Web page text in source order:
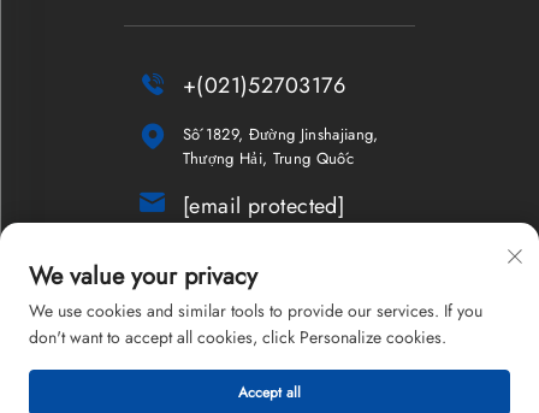
 +(021)52703176

Số 1829, Đường Jinshajiang,
Thượng Hải, Trung Quốc
 [email protected]
Bản quyền © 2026 Công ty TNHH Thượng Hải Maxam. Bảo lưu mọi
We value your privacy
We use cookies and similar tools to provide our services. If you
don't want to accept all cookies, click Personalize cookies.
Accept all